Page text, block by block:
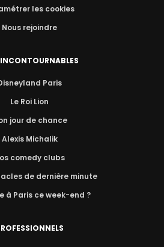
les cookies
Nous rejoindre
Paris
Le Roi Lion
jour de chance
Alexis Michalik
comedy clubs
de dernière minute
à Paris ce week-end ?